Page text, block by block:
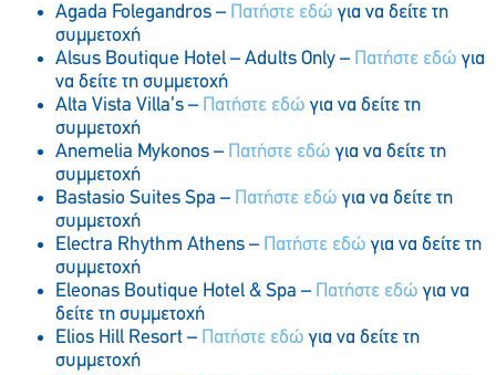
Agada Folegandros – Πατήστε εδώ για να δείτε τη
συμμετοχή
Alsus Boutique Hotel – Adults Only – Πατήστε εδώ για
να δείτε τη συμμετοχή
Alta Vista Villa’s – Πατήστε εδώ για να δείτε τη
συμμετοχή
Anemelia Mykonos – Πατήστε εδώ για να δείτε τη
συμμετοχή
Bastasio Suites Spa – Πατήστε εδώ για να δείτε τη
συμμετοχή
Electra Rhythm Athens – Πατήστε εδώ για να δείτε τη
συμμετοχή
Eleonas Boutique Hotel & Spa – Πατήστε εδώ για να
δείτε τη συμμετοχή
Elios Hill Resort – Πατήστε εδώ για να δείτε τη
συμμετοχή